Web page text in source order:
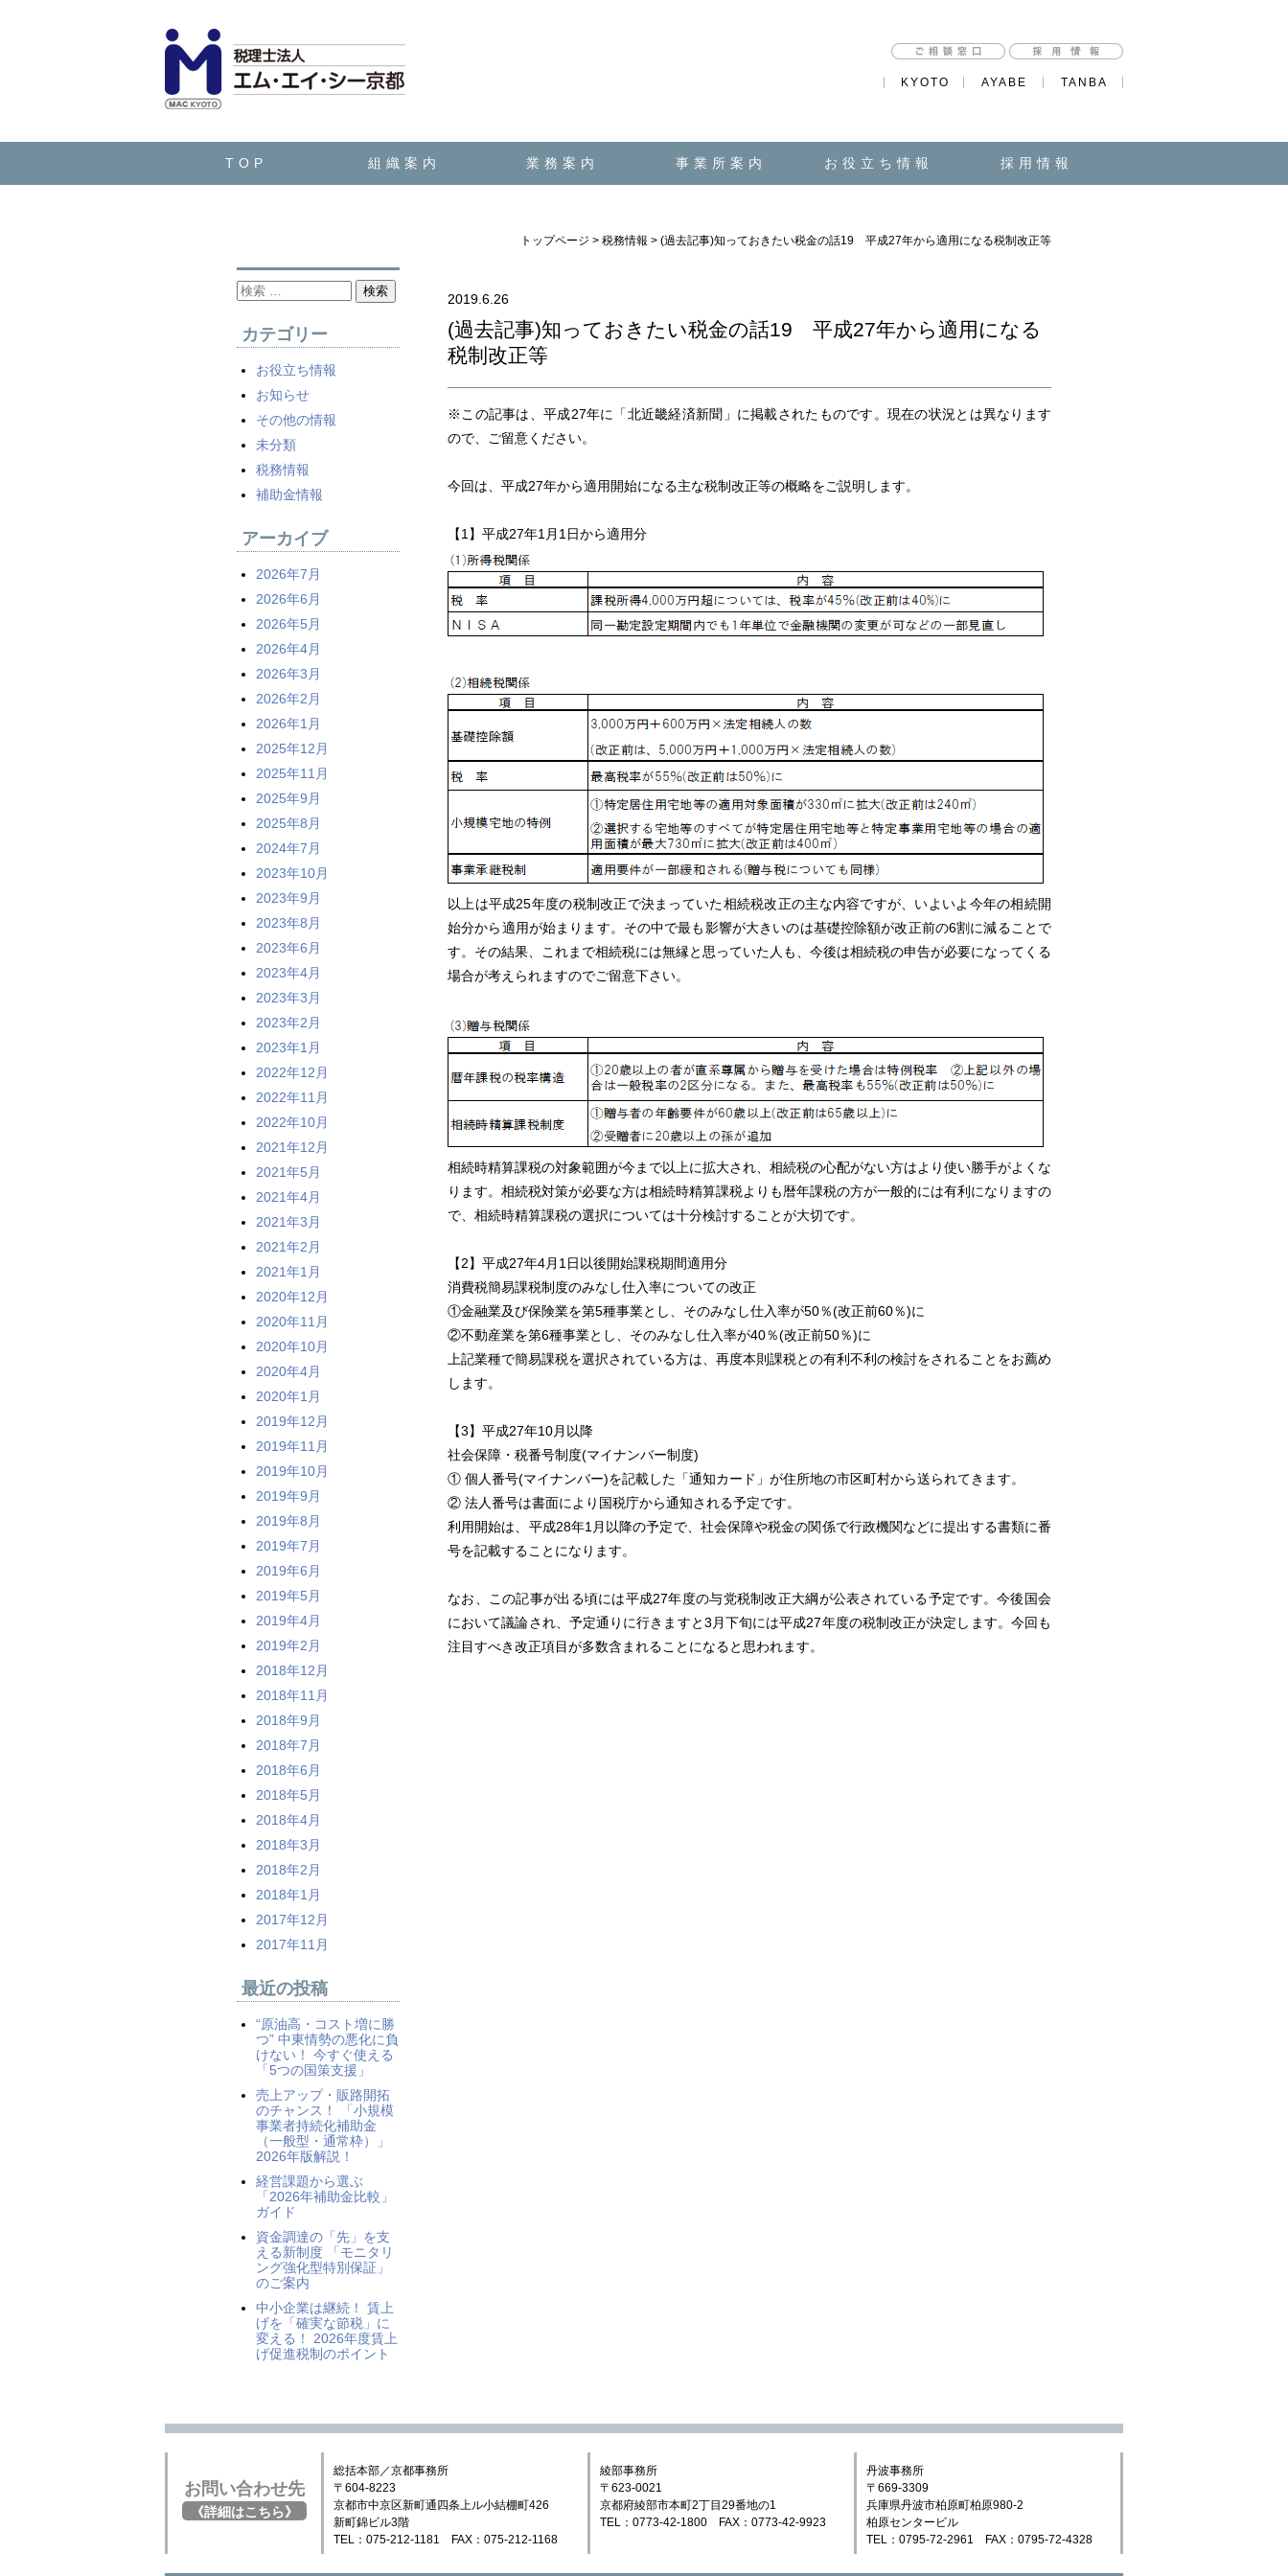
KYOTO AYABE TANBA
TOP 組織案内 業務案内 事業所案内 お役立ち情報 採用情報
トップページ > 税務情報 > (過去記事)知っておきたい税金の話19 平成27年から適用になる税制改正等
2019.6.26
(過去記事)知っておきたい税金の話19 平成27年から適用になる
税制改正等
※この記事は、平成27年に「北近畿経済新聞」に掲載されたものです。現在の状況とは異なります
ので、ご留意ください。
今回は、平成27年から適用開始になる主な税制改正等の概略をご説明します。
【1】平成27年1月1日から適用分
以上は平成25年度の税制改正で決まっていた相続税改正の主な内容ですが、いよいよ今年の相続開
始分から適用が始まります。その中で最も影響が大きいのは基礎控除額が改正前の6割に減ることで
す。その結果、これまで相続税には無縁と思っていた人も、今後は相続税の申告が必要になってくる
場合が考えられますのでご留意下さい。
相続時精算課税の対象範囲が今まで以上に拡大され、相続税の心配がない方はより使い勝手がよくな
ります。相続税対策が必要な方は相続時精算課税よりも暦年課税の方が一般的には有利になりますの
で、相続時精算課税の選択については十分検討することが大切です。
【2】平成27年4月1日以後開始課税期間適用分
消費税簡易課税制度のみなし仕入率についての改正
①金融業及び保険業を第5種事業とし、そのみなし仕入率が50％(改正前60％)に
②不動産業を第6種事業とし、そのみなし仕入率が40％(改正前50％)に
上記業種で簡易課税を選択されている方は、再度本則課税との有利不利の検討をされることをお薦め
します。
【3】平成27年10月以降
社会保障・税番号制度(マイナンバー制度)
① 個人番号(マイナンバー)を記載した「通知カード」が住所地の市区町村から送られてきます。
② 法人番号は書面により国税庁から通知される予定です。
利用開始は、平成28年1月以降の予定で、社会保障や税金の関係で行政機関などに提出する書類に番
号を記載することになります。
なお、この記事が出る頃には平成27年度の与党税制改正大綱が公表されている予定です。今後国会
において議論され、予定通りに行きますと3月下旬には平成27年度の税制改正が決定します。今回も
注目すべき改正項目が多数含まれることになると思われます。
検索
カテゴリー
お役立ち情報
お知らせ
その他の情報
未分類
税務情報
補助金情報
アーカイブ
2026年7月
2026年6月
2026年5月
2026年4月
2026年3月
2026年2月
2026年1月
2025年12月
2025年11月
2025年9月
2025年8月
2024年7月
2023年10月
2023年9月
2023年8月
2023年6月
2023年4月
2023年3月
2023年2月
2023年1月
2022年12月
2022年11月
2022年10月
2021年12月
2021年5月
2021年4月
2021年3月
2021年2月
2021年1月
2020年12月
2020年11月
2020年10月
2020年4月
2020年1月
2019年12月
2019年11月
2019年10月
2019年9月
2019年8月
2019年7月
2019年6月
2019年5月
2019年4月
2019年2月
2018年12月
2018年11月
2018年9月
2018年7月
2018年6月
2018年5月
2018年4月
2018年3月
2018年2月
2018年1月
2017年12月
2017年11月
最近の投稿
“原油高・コスト増に勝
つ” 中東情勢の悪化に負
けない！ 今すぐ使える
「5つの国策支援」
売上アップ・販路開拓
のチャンス！ 「小規模
事業者持続化補助金
（一般型・通常枠）」
2026年版解説！
経営課題から選ぶ
「2026年補助金比較」
ガイド
資金調達の「先」を支
える新制度 「モニタリ
ング強化型特別保証」
のご案内
中小企業は継続！ 賃上
げを「確実な節税」に
変える！ 2026年度賃上
げ促進税制のポイント
お問い合わせ先
《詳細はこちら》
総括本部／京都事務所
〒604-8223
京都市中京区新町通四条上ル小結棚町426
新町錦ビル3階
TEL：075-212-1181 FAX：075-212-1168
綾部事務所
〒623-0021
京都府綾部市本町2丁目29番地の1
TEL：0773-42-1800 FAX：0773-42-9923
丹波事務所
〒669-3309
兵庫県丹波市柏原町柏原980-2
柏原センタービル
TEL：0795-72-2961 FAX：0795-72-4328